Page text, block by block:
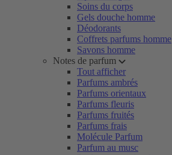
Soins du corps
Gels douche homme
Déodorants
Coffrets parfums homme
Savons homme
Notes de parfum
Tout afficher
Parfums ambrés
Parfums orientaux
Parfums fleuris
Parfums fruités
Parfums frais
Molécule Parfum
Parfum au musc